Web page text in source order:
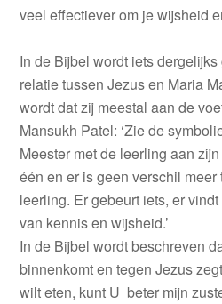
veel effectiever om je wijsheid
In de Bijbel wordt iets
relatie tussen Jezus en Maria
wordt dat zij meestal aan de
Mansukh Patel: ‘Zie de
Meester met de leerling aan
één en er is geen verschil
leerling. Er gebeurt iets, er
van kennis en wijsheid.’
In de Bijbel wordt beschreven
binnenkomt en tegen Jezus
wilt eten, kunt U beter mijn